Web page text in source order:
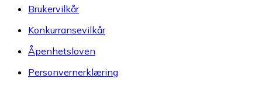
Brukervilkår
Konkurransevilkår
Åpenhetsloven
Personvernerklæring